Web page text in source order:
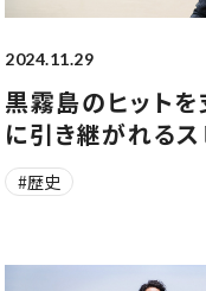
2024.11.29
黒霧島のヒットを
に引き継がれるス
#歴史